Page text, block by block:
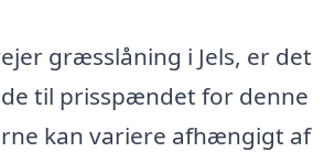
græsslåning i Jels, er det
til prisspændet for denne
kan variere afhængigt af